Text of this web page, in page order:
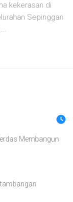
kekerasan di
Sepinggan
Membangun